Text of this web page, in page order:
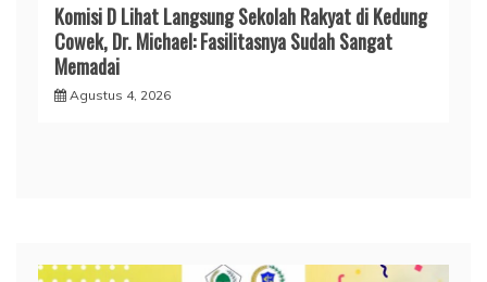
Komisi D Lihat Langsung Sekolah Rakyat di Kedung
Cowek, Dr. Michael: Fasilitasnya Sudah Sangat
Memadai
Agustus 4, 2026